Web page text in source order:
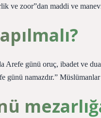
ve zoor”dan maddi ve
Arefe günü oruç, ibadet ve
günü namazdır.”